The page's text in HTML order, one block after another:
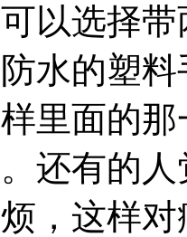
以选择
水的塑
里面的
还有的
，这样